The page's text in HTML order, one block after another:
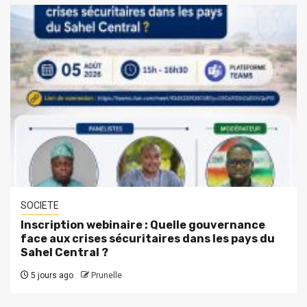
SOCIETE
Inscription webinaire : Quelle gouvernance
face aux crises sécuritaires dans les pays du
Sahel Central ?
5 jours ago Prunelle